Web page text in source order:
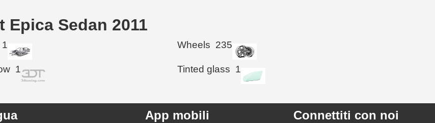
Sedan 2011
1 Wheels 235
1 Tinted glass 1
App mobili Connettiti con noi